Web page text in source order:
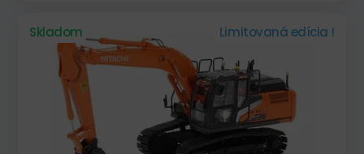
Skladom Limitovaná edícia !